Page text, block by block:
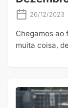
26/12/2023
Chegamos ao
muita coisa,